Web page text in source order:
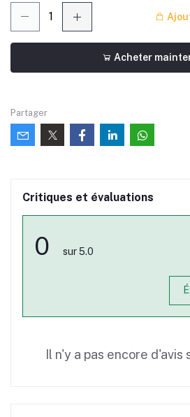
Acheter
Partager
Critiques et évaluations
0 sur 5.0
Il n'y a pas encore d'avis